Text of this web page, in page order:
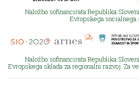
Naložbo sofinancirata Republika
Evropskega socialnega
Naložbo sofinancirata Republika
Evropskega sklada za regionalni razvoj. Za